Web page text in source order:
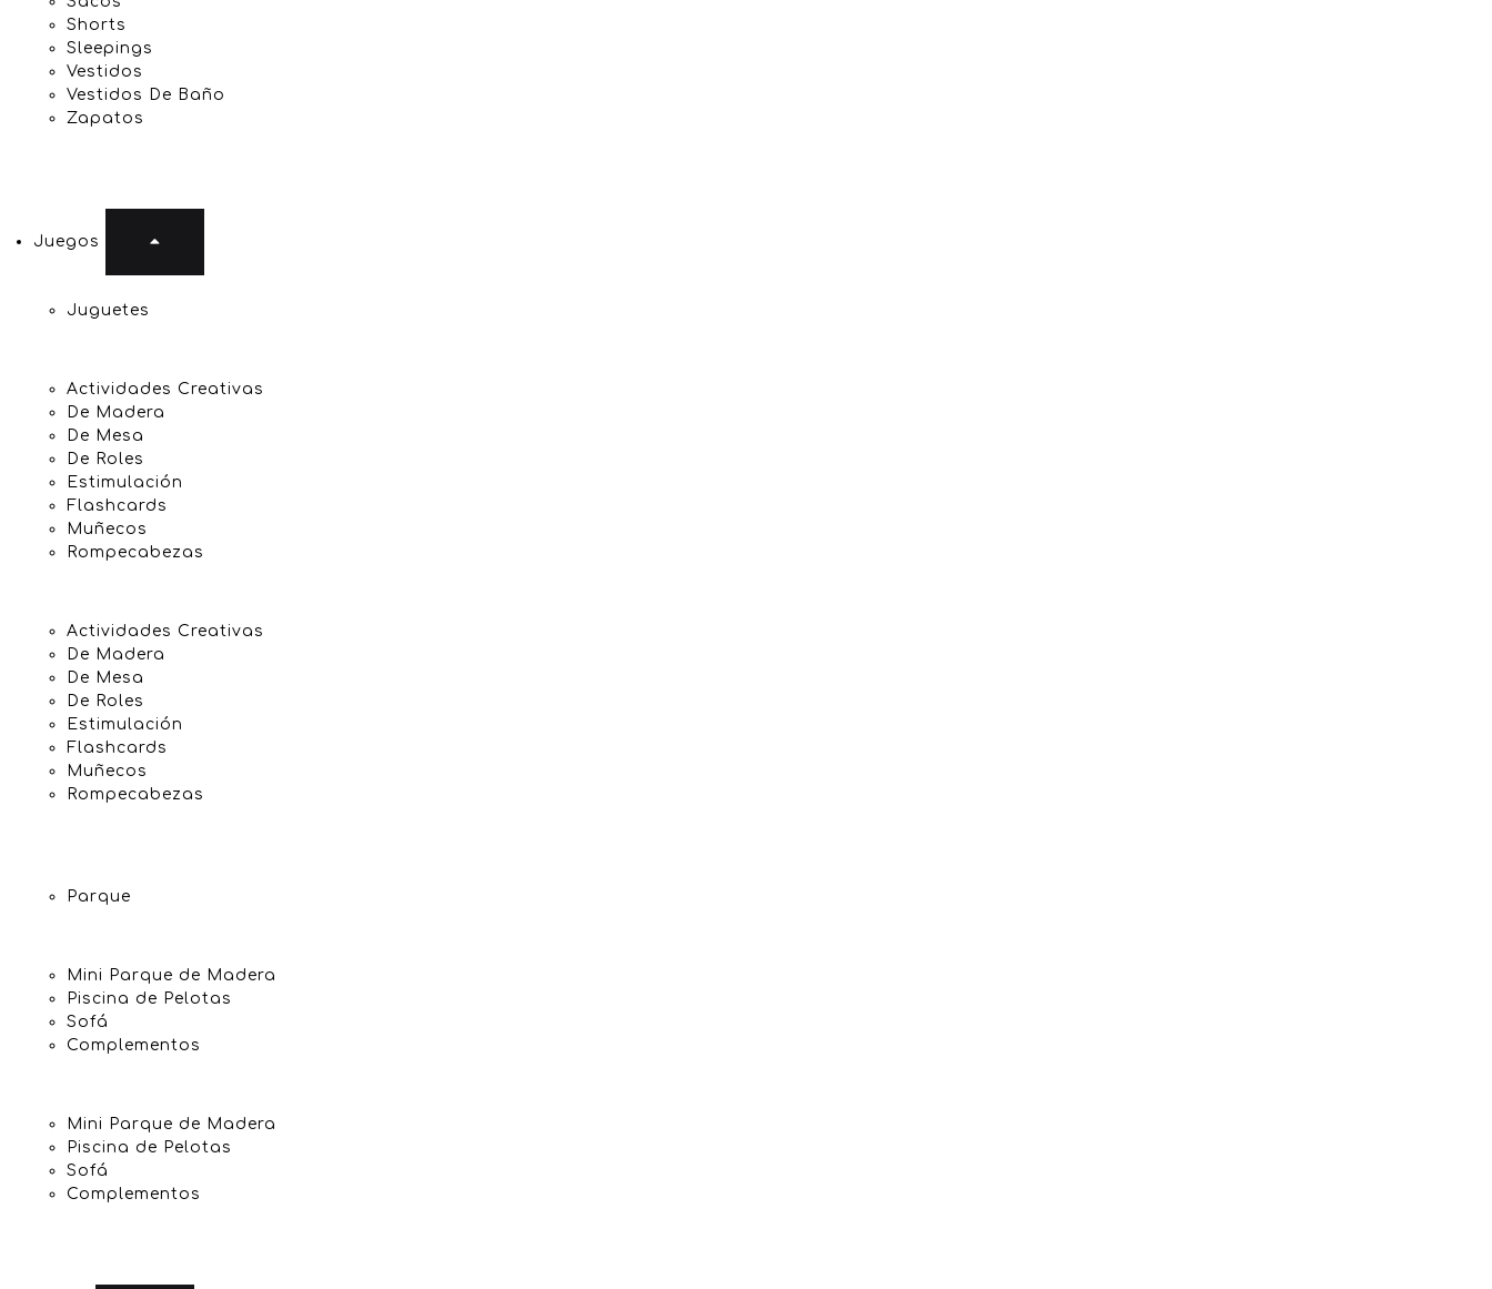
Shorts
Sleepings
Vestidos
Vestidos De Baño
Zapatos
Juegos
Juguetes
Actividades Creativas
De Madera
De Mesa
De Roles
Estimulación
Flashcards
Muñecos
Rompecabezas
Actividades Creativas
De Madera
De Mesa
De Roles
Estimulación
Flashcards
Muñecos
Rompecabezas
Parque
Mini Parque de Madera
Piscina de Pelotas
Sofá
Complementos
Mini Parque de Madera
Piscina de Pelotas
Sofá
Complementos